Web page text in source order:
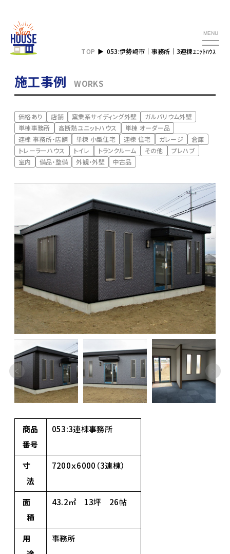
MENU
TOP 053:伊勢崎市｜事務所｜3連棟ﾕﾆｯﾄﾊｳｽ
施工事例 WORKS
価格あり 店舗 窯業系サイディング外壁
ガルバリウム外壁
単棟事務所
高断熱ユニットハウス
単棟 オーダー品
連棟 事務所・店舗
単棟 小型住宅 連棟 住宅 ガレージ
倉庫
トレーラーハウス
トイレ トランクルーム その他
プレハブ
室内
備品・整備 外観・外壁 中古品
商品
番号
053:3連棟事務所
寸
法
7200ｘ6000（3連棟）
面
積
43.2㎡ 13坪 26帖
用
事務所